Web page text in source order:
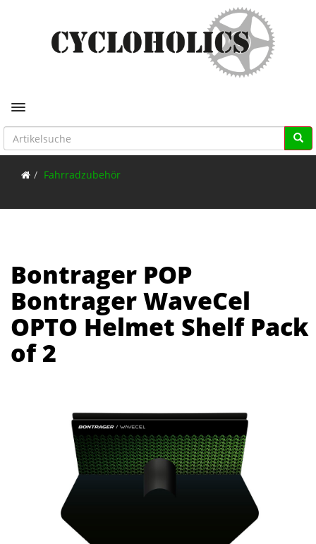
Toggle navigation
Fahrradzubehör
Bontrager POP
Bontrager WaveCel
OPTO Helmet Shelf Pack
of 2